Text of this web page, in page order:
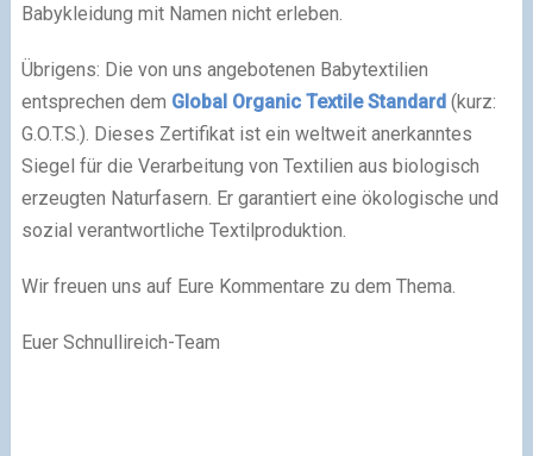
Babykleidung mit Namen nicht erleben.
Übrigens: Die von uns angebotenen Babytextilien
entsprechen dem Global Organic Textile Standard(kurz:
G.O.T.S.). Dieses Zertifikat ist ein weltweit anerkanntes
Siegel für die Verarbeitung von Textilien aus biologisch
erzeugten Naturfasern. Er garantiert eine ökologische und
sozial verantwortliche Textilproduktion.
Wir freuen uns auf Eure Kommentare zu dem Thema.
Euer Schnullireich-Team